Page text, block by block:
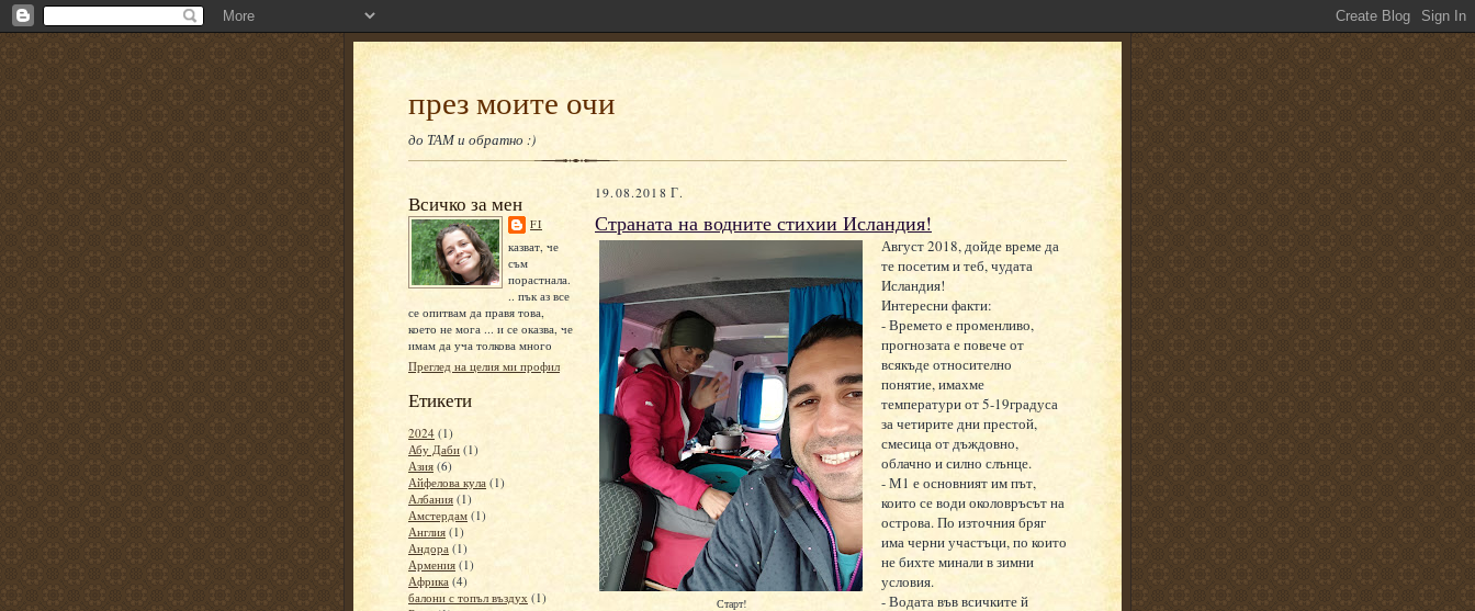
през моите очи
до ТАМ и обратно :)
Всичко за мен
FI
казват, че
съм
порастнала.
.. пък аз все
се опитвам да правя това,
което не мога ... и се оказва, че
имам да уча толкова много
Преглед на целия ми профил
Етикети
2024 (1)
Абу Даби (1)
Азия (6)
Айфелова кула (1)
Албания (1)
Амстердам (1)
Англия (1)
Андора (1)
Армения (1)
Африка (4)
балони с топъл въздух (1)
19.08.2018 Г.
Страната на водните стихии Исландия!
Старт!
Август 2018, дойде време да
те посетим и теб, чудата
Исландия!
Интересни факти:
- Времето е променливо,
прогнозата е повече от
всякъде относително
понятие, имахме
температури от 5-19градуса
за четирите дни престой,
смесица от дъждовно,
облачно и силно слънце.
- М1 е основният им път,
които се води околовръсът на
острова. По източния бряг
има черни участъци, по които
не бихте минали в зимни
условия.
- Водата във всичките й